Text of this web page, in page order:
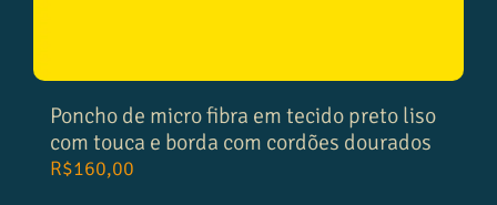
Poncho de micro fibra em tecido preto liso
com touca e borda com cordões dourados
R$160,00